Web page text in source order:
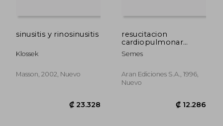
sinusitis y rinosinusitis
Klossek
Masson, 2002, Nuevo
resucitacion
cardiopulmonar
avanzada
Semes
Aran Ediciones S.a., 1996,
Nuevo